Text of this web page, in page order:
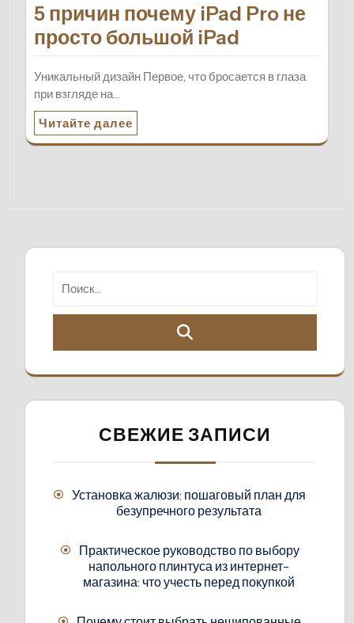
5 причин почему iPad Pro не
просто большой iPad
Уникальный дизайн Первое, что бросается в глаза
при взгляде на…
Читайте далее
СВЕЖИЕ ЗАПИСИ
Установка жалюзи: пошаговый план для
безупречного результата
Практическое руководство по выбору
напольного плинтуса из интернет-
магазина: что учесть перед покупкой